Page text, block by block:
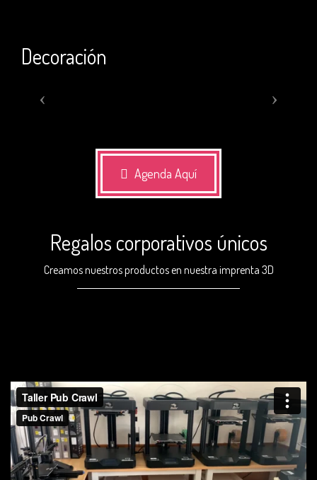
Decoración
Agenda Aquí
Regalos corporativos únicos
Creamos nuestros productos en nuestra imprenta 3D